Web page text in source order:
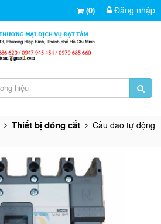
(0) Đăng nhập
Thiết bị đóng cắt
Cầu dao tự động